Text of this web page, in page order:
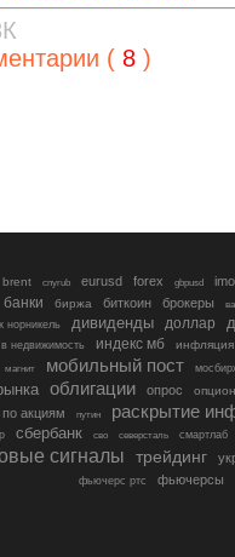
( 8 )
brent cnyrub eurusd forex gbpusd
банки биржа биткоин брокеры
норникель
дивиденды доллар
недвижимость индекс мб
инфляция
магнит мобильный пост
облигации опрос
по акциям путин раскрытие
сбербанк сво северсталь смартлаб
сигналы трейдинг
фьючерс ртс фьючерсы